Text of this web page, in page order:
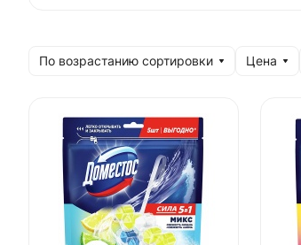
По возрастанию сортировки Цена